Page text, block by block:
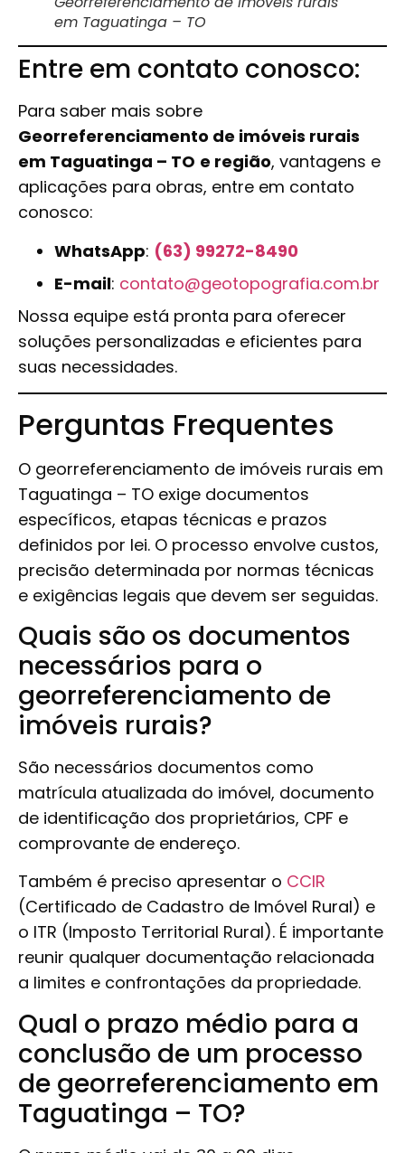
em Taguatinga – TO
Entre em contato conosco:
Para saber mais sobre
Georreferenciamento de imóveis rurais
em Taguatinga – TO e região, vantagens e
aplicações para obras, entre em contato
conosco:
WhatsApp: (63) 99272-8490
E-mail: contato@geotopografia.com.br
Nossa equipe está pronta para oferecer
soluções personalizadas e eficientes para
suas necessidades.
Perguntas Frequentes
O georreferenciamento de imóveis rurais em
Taguatinga – TO exige documentos
específicos, etapas técnicas e prazos
definidos por lei. O processo envolve custos,
precisão determinada por normas técnicas
e exigências legais que devem ser seguidas.
Quais são os documentos
necessários para o
georreferenciamento de
imóveis rurais?
São necessários documentos como
matrícula atualizada do imóvel, documento
de identificação dos proprietários, CPF e
comprovante de endereço.
Também é preciso apresentar o CCIR
(Certificado de Cadastro de Imóvel Rural) e
o ITR (Imposto Territorial Rural). É importante
reunir qualquer documentação relacionada
a limites e confrontações da propriedade.
Qual o prazo médio para a
conclusão de um processo
de georreferenciamento em
Taguatinga – TO?